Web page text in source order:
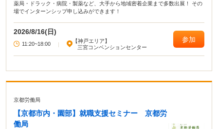
薬局・ドラック・病院・製薬など、大手から地域密着企業まで多数出展！ その
場でインターンシップ申し込みができます！
2026/8/16(日)
11:20~18:00 |
【神戸エリア】
三宮コンベンションセンター
参加
京都労働局
【京都市内・園部】就職支援セミナー 京都労
働局